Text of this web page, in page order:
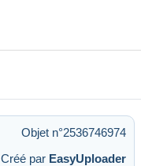
Objet n°2536746974
Créé par EasyUploader